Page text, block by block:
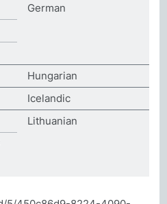
German
Hungarian
Icelandic
Lithuanian